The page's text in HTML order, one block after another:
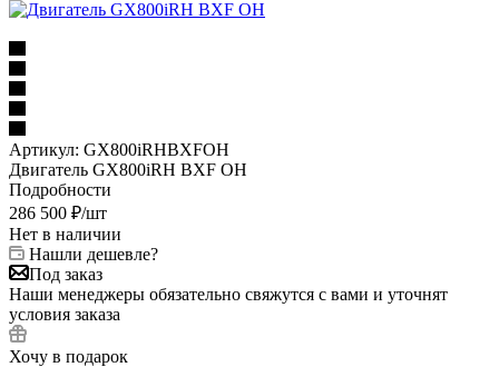
Артикул: GX800iRHBXFOH
Двигатель GX800iRH BXF OH
Подробности
286 500 ₽/шт
Нет в наличии
Нашли дешевле?
Под заказ
Наши менеджеры обязательно свяжутся с вами и уточнят
условия заказа
Хочу в подарок